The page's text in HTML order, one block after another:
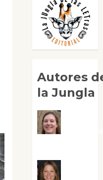
Autores
la Jungla